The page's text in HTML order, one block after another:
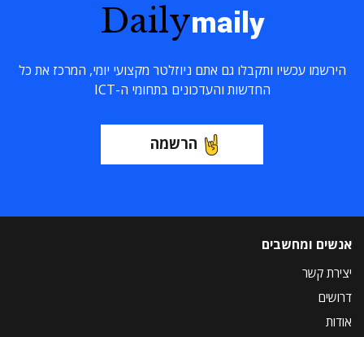
Dailymaily
הירשמו עכשיו ותקבלו גם אתם ניוזלטר מקצועי יומי, המרכז את כל
החדשות והעדכונים בתחומי ה-ICT
הרשמה
אנשים ומחשבים
יצירת קשר
דרושים
אודות